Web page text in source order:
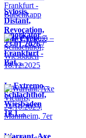
Sylosis,
Distant,
Revocation,
Life Cycle…
Knorkator –
23.01.2026 /
Frankfurt -
Bat…
In Extremo –
Schlachthof,
Wiesbaden
18.1…
Warrant, Axe